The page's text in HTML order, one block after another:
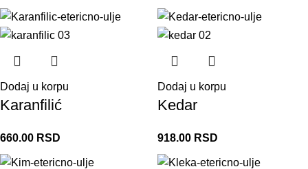
Dodaj u korpu
Karanfilić
660.00 RSD
Dodaj u korpu
Kedar
918.00 RSD